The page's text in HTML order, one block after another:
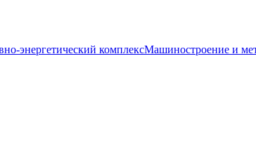
энергетический комплексМашиностроение и